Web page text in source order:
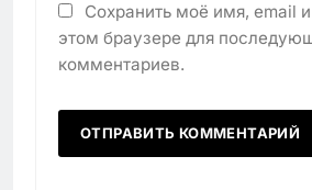
Сохранить моё имя, email
этом браузере для
комментариев.